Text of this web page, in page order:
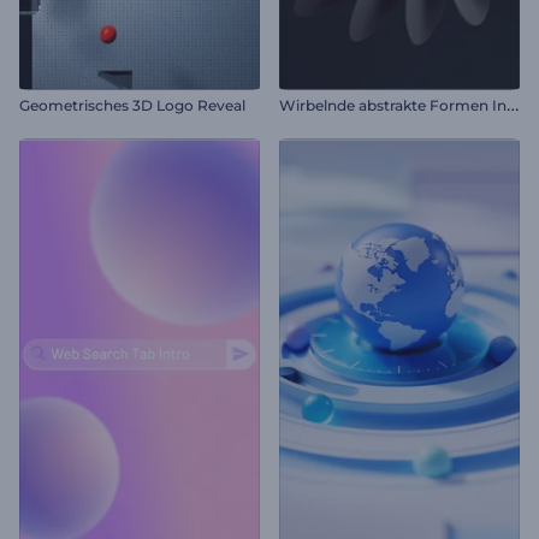
Geometrisches 3D Logo Reveal W
irbelnde abstrakte Formen Intro